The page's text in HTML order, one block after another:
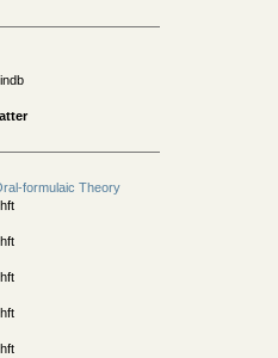
formulaic Theory